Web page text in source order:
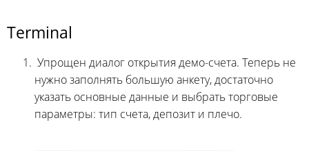
Terminal
Упрощен диалог открытия демо-счета. Теперь не
нужно заполнять большую анкету, достаточно
указать основные данные и выбрать торговые
параметры: тип счета, депозит и плечо.